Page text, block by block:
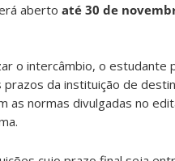
abertoaté 30 de
o intercâmbio, o estudante
prazos da instituição de
as normas divulgadas no